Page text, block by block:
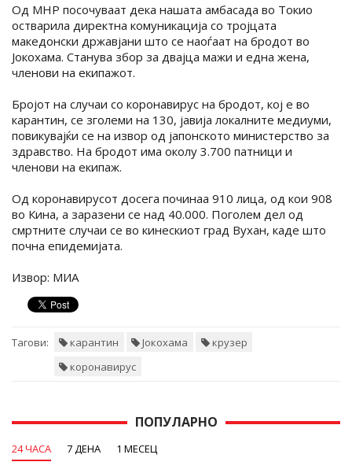
Од МНР посочуваат дека нашата амбасада во Токио
остварила директна комуникација со тројцата
македонски државјани што се наоѓаат на бродот во
Јокохама. Станува збор за двајца мажи и една жена,
членови на екипажот.
Бројот на случаи со коронавирус на бродот, кој е во
карантин, се зголеми на 130, јавија локалните медиуми,
повикувајќи се на извор од јапонското министерство за
здравство. На бродот има околу 3.700 патници и
членови на екипаж.
Од коронавирусот досега починаа 910 лица, од кои 908
во Кина, а заразени се над 40.000. Поголем дел од
смртните случаи се во кинескиот град Вухан, каде што
почна епидемијата.
Извор: МИА
Тагови: карантин Јокохама
крузер
коронавирус
ПОПУЛАРНО
24 ЧАСА 7 ДЕНА 1 МЕСЕЦ